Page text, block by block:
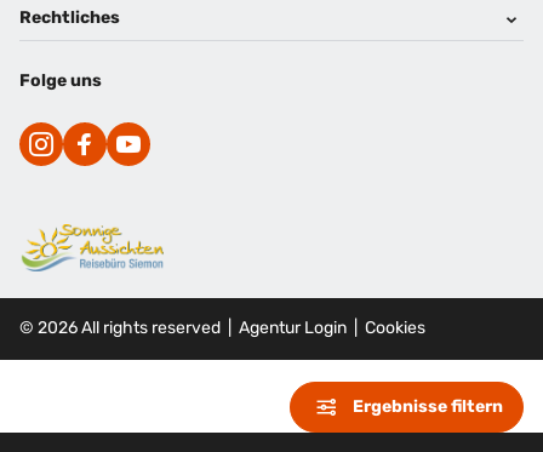
Ergebnisse filtern
Hoteltipps
Reisewelten
Reisemagazin
Kontakt
Karriere
Rechtliches
Impressum
Cookies
Folge uns
©2026All rights reserved Agentur Login Cookies